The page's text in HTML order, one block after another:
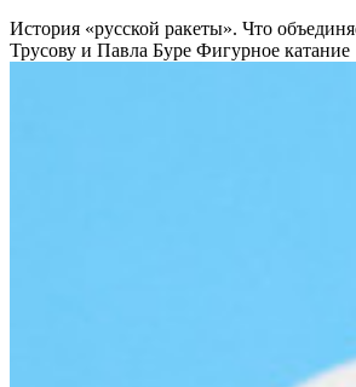
История «русской ракеты». Что
Трусову и Павла Буре Фигурное катание